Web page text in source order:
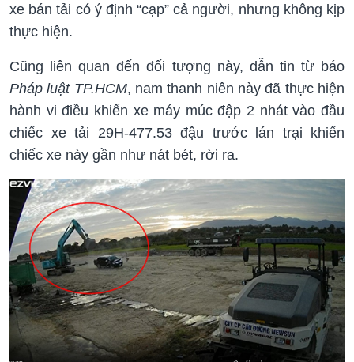
xe bán tải có ý định “cạp” cả người, nhưng không kịp
thực hiện.
Cũng liên quan đến đối tượng này, dẫn tin từ báo
Pháp luật TP.HCM, nam thanh niên này đã thực hiện
hành vi điều khiển xe máy múc đập 2 nhát vào đầu
chiếc xe tải 29H-477.53 đậu trước lán trại khiến
chiếc xe này gần như nát bét, rời ra.